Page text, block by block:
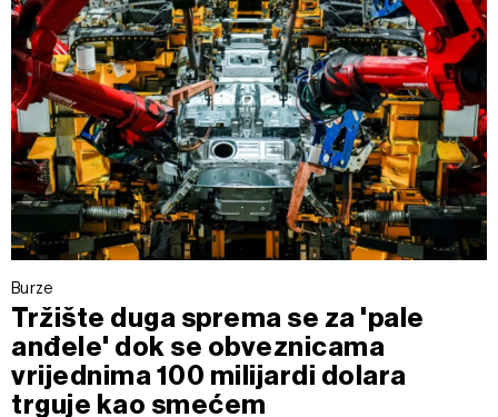
Burze
Tržište duga sprema se za 'pale
anđele' dok se obveznicama
vrijednima 100 milijardi dolara
trguje kao smećem